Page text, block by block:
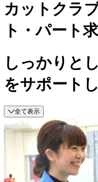
カットクラ
ト・パート
しっかりと
をサポート
全て表示